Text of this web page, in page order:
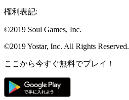
権利表記:
©2019 Soul Games, Inc.
©2019 Yostar, Inc. All Rights Reserved.
ここから今すぐ無料でプレイ！